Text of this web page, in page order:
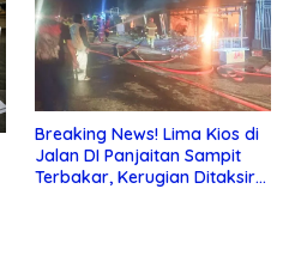
Breaking News! Lima Kios di
Jalan DI Panjaitan Sampit
Terbakar, Kerugian Ditaksir